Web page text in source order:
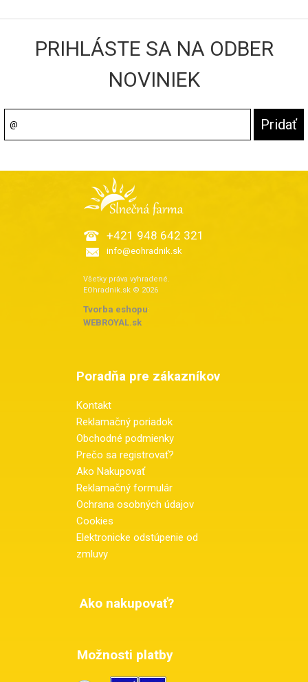
PRIHLÁSTE SA NA ODBER
NOVINIEK
+421 948 642 321
info@eohradnik.sk
Všetky práva vyhradené.
EOhradnik.sk © 2026
Tvorba eshopu:
WEBROYAL.sk
Poradňa pre zákazníkov
Kontakt
Reklamačný poriadok
Obchodné podmienky
Prečo sa registrovať?
Ako Nakupovať
Reklamačný formulár
Ochrana osobných údajov
Cookies
Elektronicke odstúpenie od
zmluvy
Ako nakupovať?
Možnosti platby